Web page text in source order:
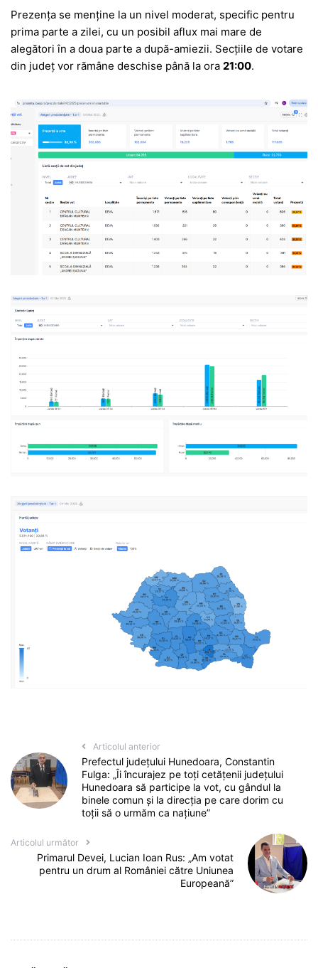
Prezența se menține la un nivel moderat, specific pentru
prima parte a zilei, cu un posibil aflux mai mare de
alegători în a doua parte a după-amiezii. Secțiile de votare
din județ vor rămâne deschise până la ora 21:00.
Articolul anterior
Prefectul județului Hunedoara, Constantin
Fulga: „Îi încurajez pe toți cetățenii județului
Hunedoara să participe la vot, cu gândul la
binele comun și la direcția pe care dorim cu
toții să o urmăm ca națiune”
Articolul următor
Primarul Devei, Lucian Ioan Rus: „Am votat
pentru un drum al României către Uniunea
Europeană”